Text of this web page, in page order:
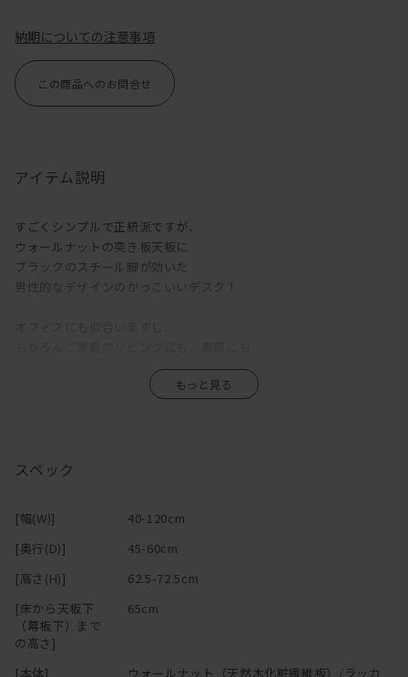
納期についての注意事項
この商品へのお問合せ
アイテム説明
すごくシンプルで正統派ですが、
ウォールナットの突き板天板に
ブラックのスチール脚が効いた
男性的なデザインのかっこいいデスク！
飽きのこないシンプルさがゆえ、
同シリーズのサイドワゴンも合わせれば
合わせる椅子や小物次第で、
お値段以上に映えること間違えなし
耐荷重
天板：約30kg
引出し：約3kg
スペック
[幅(W)]
40-120cm
[奥行(D)]
45-60cm
[高さ(H)]
62.5-72.5cm
[床から天板下
（幕板下）まで
の高さ]
65cm
[本体] ウォールナット（天然木化粧繊維板）/ラッカ